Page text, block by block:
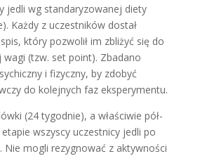
jedli wg standaryzowanej diety
Każdy z uczestników dostał
który pozwolił im zbliżyć się do
(tzw. set point). Zbadano
i fizyczny, by zdobyć
do kolejnych faz eksperymentu.
(24 tygodnie), a właściwie pół-
wszyscy uczestnicy jedli po
Nie mogli rezygnować z aktywności